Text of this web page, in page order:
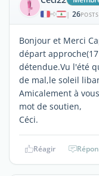
| 26POSTS
Bonjour et Merci
départ
détendue.Vu l'été
de mal,le soleil
Amicalement à
mot de soutien,
Céci.
Réagir